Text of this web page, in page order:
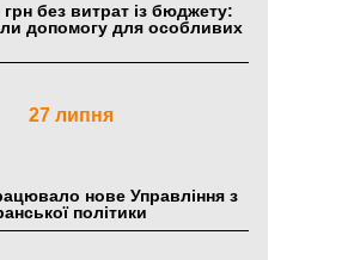
без витрат із бюджету:
допомогу для особливих
27 липня
нове Управління з
політики